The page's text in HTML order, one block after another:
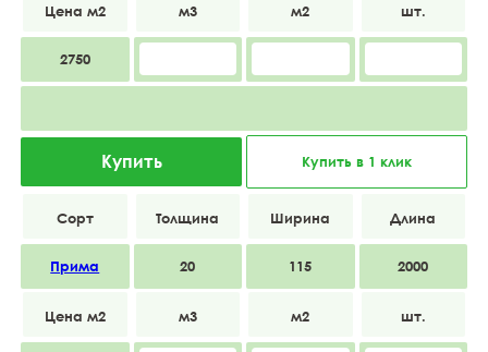
2750
Купить Купить в 1 клик
Прима 20 115 2000